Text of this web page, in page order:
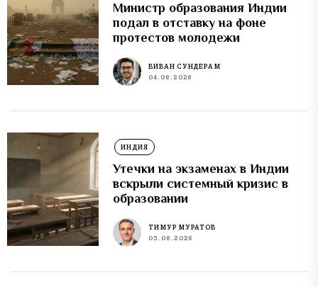
Министр образования Индии
подал в отставку на фоне
протестов молодежи
ВИВАН СУНДЕРАМ
04.08.2026
ИНДИЯ
Утечки на экзаменах в Индии
вскрыли системный кризис в
образовании
ТИМУР МУРАТОВ
03.08.2026